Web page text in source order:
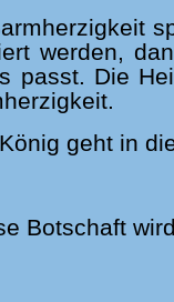
werden,
passt. Die
geht in
Botschaft